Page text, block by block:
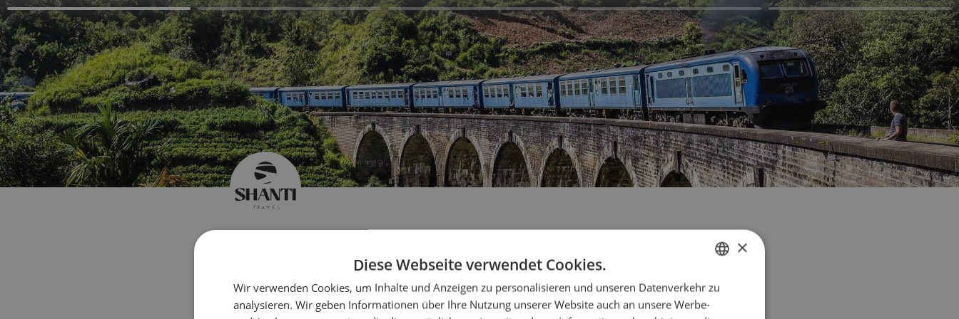
Erstellen Sie Ihre Reise FRENCH
ENGLISH
×
Diese Webseite verwendet Cookies.
Wir verwenden Cookies, um Inhalte und Anzeigen zu personalisieren und unseren Datenverkehr zu
analysieren. Wir geben Informationen über Ihre Nutzung unserer Website auch an unsere Werbe-